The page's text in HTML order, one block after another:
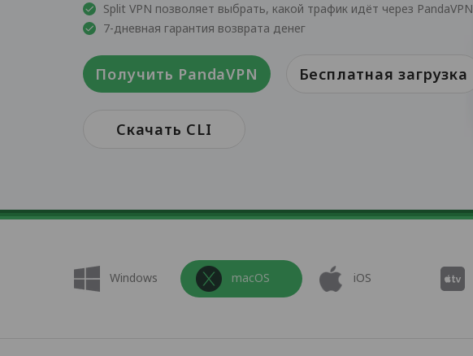
Split VPN позволяет выбрать, какой трафик идёт через PandaVPN
7-дневная гарантия возврата денег
Получить PandaVPN Бесплатная загрузка
Скачать CLI
Windows macOS iOS